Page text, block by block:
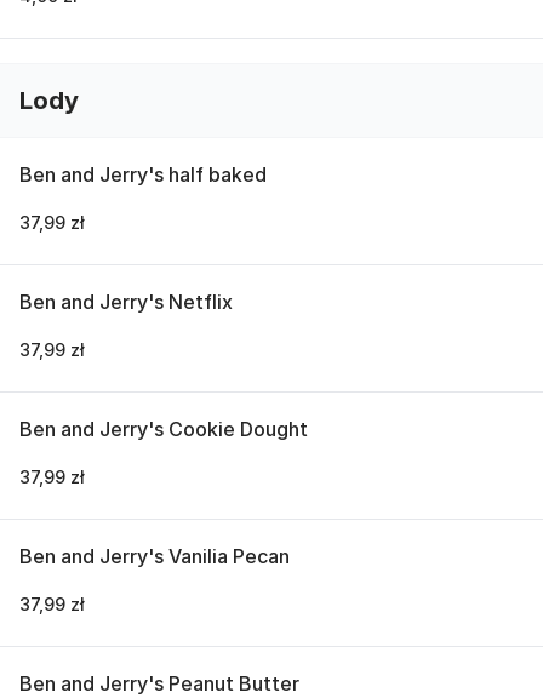
Lody
Ben and Jerry's half baked
37,99 zł
Ben and Jerry's Netflix
37,99 zł
Ben and Jerry's Cookie Dought
37,99 zł
Ben and Jerry's Vanilia Pecan
37,99 zł
Ben and Jerry's Peanut Butter